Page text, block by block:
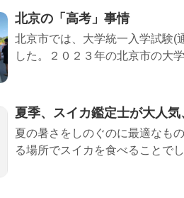
北京の「高考」事情
北京市では、大学統一入学試験(
した。２０２３年の北京市の大
夏季、スイカ鑑定士が大人
夏の暑さをしのぐのに最適なも
る場所でスイカを食べることで